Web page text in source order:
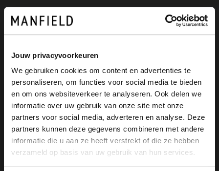
Jouw privacyvoorkeuren
We gebruiken cookies om content en advertenties te
personaliseren, om functies voor social media te bieden
en om ons websiteverkeer te analyseren. Ook delen we
informatie over uw gebruik van onze site met onze
partners voor social media, adverteren en analyse. Deze
partners kunnen deze gegevens combineren met andere
informatie die u aan ze heeft verstrekt of die ze hebben
verzameld op basis van uw gebruik van hun services.
Omschrijving
Beige suède plateau sandalen met gesp
van het merk No Stress. De sandalen
hebben een klittenbandsluiting, band om
de hiel en een zool van 4 cm. We
adviseren als verzorging suède/nubuck
spray in transparant.
×
View this website in English?
It looks like your language isn't Dutch. Would
you like to switch to English?